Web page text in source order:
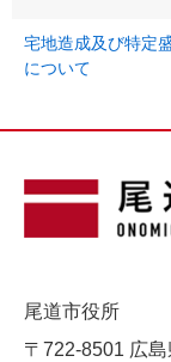
宅地造成及び特定
について
尾道市役所
〒722-8501 広